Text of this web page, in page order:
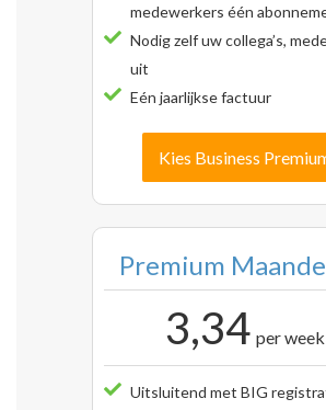
medewerkers één
Nodig zelf uw collega’s,
uit
Eén jaarlijkse factuur
Kies Business
Premium
3,34 per week
Uitsluitend met BIG